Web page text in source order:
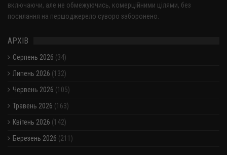
включаючи, але не обмежуючись, комерційними цілями, без
посилання на першоджерело суворо заборонено.
АРХІВ
Серпень 2026 (34)
Липень 2026 (132)
Червень 2026 (105)
Травень 2026 (163)
Квітень 2026 (142)
Березень 2026 (211)